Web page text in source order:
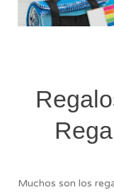
Muchos son los